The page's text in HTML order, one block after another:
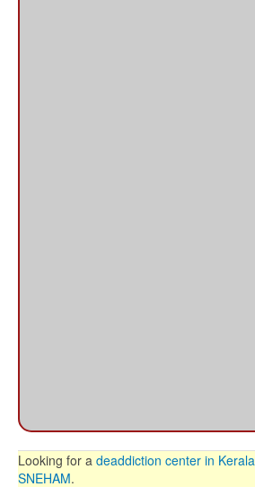
Looking for a deaddiction center in Kerala
SNEHAM.